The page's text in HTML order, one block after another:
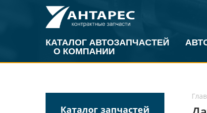
КАТАЛОГ АВТОЗАПЧАСТЕЙ
О КОМПАНИИ
Каталог запчастей